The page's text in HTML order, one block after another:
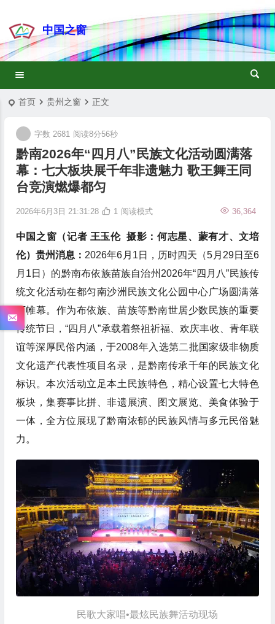
中国之窗
首页 贵州之窗 正文
黔南2026年“四月八”民族文化活动圆满落
幕：七大板块展千年非遗魅力 歌王舞王同
台竞演燃爆都匀
2026年6月3日 21:31:28 36,364
1
字数 2681 阅读8分56秒
阅读模式
中国之窗（记者 王玉伦 摄影：何志星、蒙有才、文培
伦）贵州消息： 2026年6月1日，历时四天（5月29日至6
月1日）的黔南布依族苗族自治州2026年“四月八”民族传
统文化活动在都匀南沙洲民族文化公园中心广场圆满落
下帷幕。作为布依族、苗族等黔南世居少数民族的重要
传统节日，“四月八”承载着祭祖祈福、欢庆丰收、青年联
谊等深厚民俗内涵，于2008年入选第二批国家级非物质
文化遗产代表性项目名录，是黔南传承千年的民族文化
标识。本次活动立足本土民族特色，精心设置七大特色
板块，集赛事比拼、非遗展演、图文展览、美食体验于
一体，全方位展现了黔南浓郁的民族风情与多元民俗魅
力。
民歌大家唱•最炫民族舞活动现场